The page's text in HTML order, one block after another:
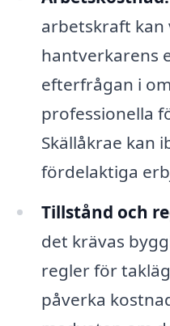
arbetskraft kan
hantverkarens
efterfrågan i
professionella
Skällåkrae kan
fördelaktiga
Tillstånd och
det krävas
regler för
påverka